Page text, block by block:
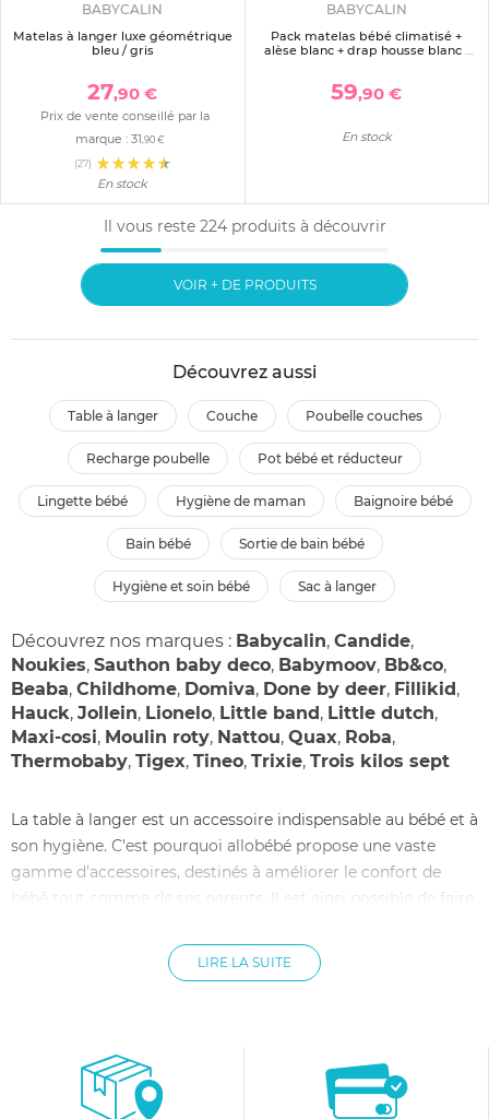
BABYCALIN
Matelas à langer luxe géométrique
bleu / gris
27,90 €
Prix de vente conseillé par la
marque :31 ,90 €
(27)
En stock
BABYCALIN
Pack matelas bébé climatisé +
alèse blanc + drap housse blanc -
59,90 €
En stock
Il vous reste 224produits à découvrir
VOIR + DE PRODUITS
Découvrez aussi
table à langer couche poubelle couches
recharge poubelle pot bébé et réducteur
lingette bébé hygiène de maman baignoire bébé
bain bébé sortie de bain bébé
hygiène et soin bébé sac à langer
Découvrez nos marques : Babycalin, Candide,
Noukies, Sauthon baby deco, Babymoov, Bb&co,
Beaba, Childhome, Domiva, Done by deer, Fillikid,
Hauck, Jollein, Lionelo, Little band, Little dutch,
Maxi-cosi, Moulin roty, Nattou, Quax, Roba,
Thermobaby, Tigex, Tineo, Trixie, Trois kilos sept
La table à langer est un accessoire indispensable au bébé et à
son hygiène. C'est pourquoi allobébé propose une vaste
gamme d'accessoires, destinés à améliorer le confort de
bébé tout comme de ses parents. Il est ainsi possible de faire
l'échange et à la tendresse. De nombreux matelas à langer
de grande marque sont donc disponibles sur allobébé, afin
dimension du matelas mais également de sa forme. Pour
protéger le matelas à langer, ou tout simplement pour
embellir la table à langer, différentes housses de matelas
LIRE LA SUITE